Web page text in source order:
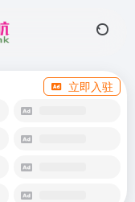
立即入驻